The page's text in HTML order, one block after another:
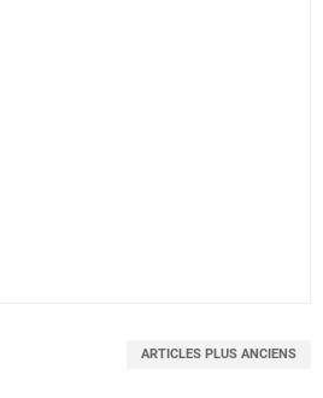
ARTICLES PLUS ANCIENS